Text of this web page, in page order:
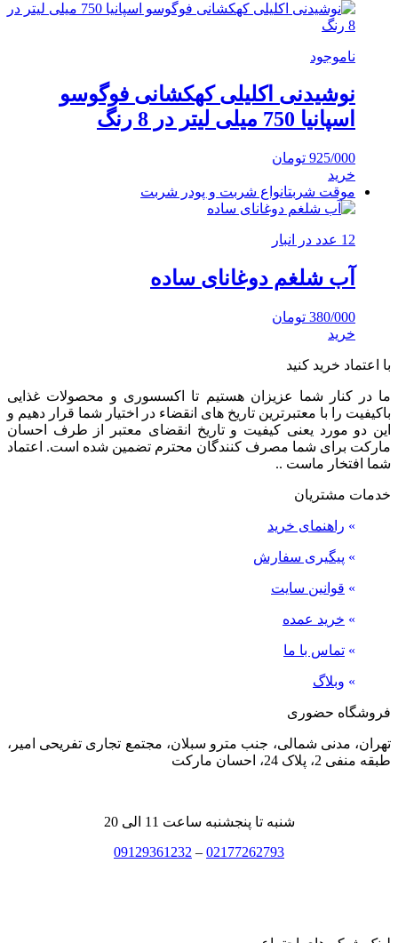
ناموجود
نوشیدنی اکلیلی کهکشانی فوگوسو
اسپانیا 750 میلی لیتر در 8 رنگ
925/000 تومان
خرید
موقت شربتانواع شربت و پودر شربت
12 عدد در انبار
آب شلغم دوغانای ساده
380/000 تومان
خرید
با اعتماد خرید کنید
ما در کنار شما عزیزان هستیم تا اکسسوری و محصولات غذایی
باکیفیت را با معتبرترین تاریخ های انقضاء در اختیار شما قرار دهیم و
این دو مورد یعنی کیفیت و تاریخ انقضای معتبر از طرف احسان
مارکت برای شما مصرف کنندگان محترم تضمین شده است. اعتماد
شما افتخار ماست ..
خدمات مشتریان
» راهنمای خرید
» پیگیری سفارش
» قوانین سایت
» خرید عمده
» تماس با ما
» وبلاگ
فروشگاه حضوری
تهران، مدنی شمالی، جنب مترو سبلان، مجتمع تجاری تفریحی امیر،
طبقه منفی 2، پلاک 24، احسان مارکت
شنبه تا پنجشنبه ساعت 11 الی 20
02177262793
–
09129361232